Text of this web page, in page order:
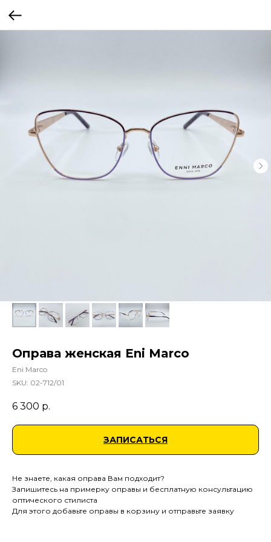
Оправа женская Eni Marco
Eni Marco
SKU: 02-712/01
6 300 р.
ЗАПИСАТЬСЯ
Не знаете, какая оправа Вам подходит?
Запишитесь на примерку оправы и бесплатную консультацию
оптического стилиста
Для этого добавьте оправы в корзину и отправьте заявку